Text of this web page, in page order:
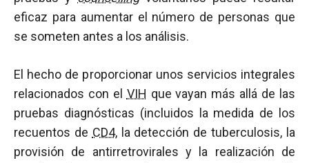
eficaz para aumentar el número de personas que
se someten antes a los análisis.
El hecho de proporcionar unos servicios integrales
relacionados con el VIH que vayan más allá de las
pruebas diagnósticas (incluidos la medida de los
recuentos de CD4, la detección de tuberculosis, la
provisión de antirretrovirales y la realización de